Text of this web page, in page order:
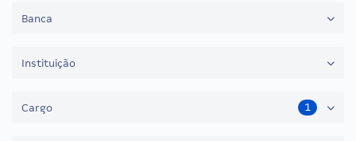
Banca
Instituição
Cargo 1